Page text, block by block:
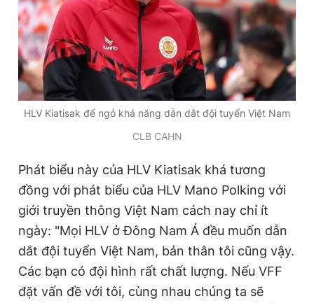
HLV Kiatisak để ngỏ khả năng dẫn dắt đội tuyển Việt Nam
CLB CAHN
Phát biểu này của HLV Kiatisak khá tương
đồng với phát biểu của HLV Mano Polking với
giới truyền thông Việt Nam cách nay chỉ ít
ngày: "Mọi HLV ở Đông Nam Á đều muốn dẫn
dắt đội tuyển Việt Nam, bản thân tôi cũng vậy.
Các bạn có đội hình rất chất lượng. Nếu VFF
đặt vấn đề với tôi, cùng nhau chúng ta sẽ